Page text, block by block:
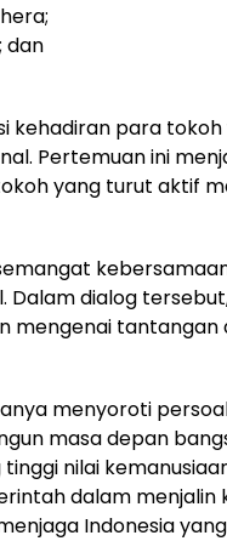
dan
kehadiran para
Pertemuan ini
yang turut aktif
Dalam dialog
mengenai tantangan
menyoroti
masa depan
nilai
dalam menjalin
Indonesia